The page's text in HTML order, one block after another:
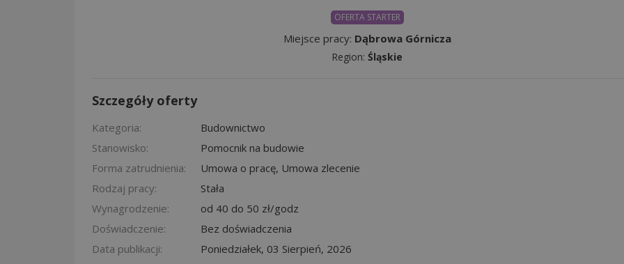
OFERTA STARTER
Miejsce pracy: Dąbrowa Górnicza
Region: Śląskie
Szczegóły oferty
Kategoria:
Budownictwo
Stanowisko:
Pomocnik na budowie
Forma zatrudnienia:
Umowa o pracę, Umowa zlecenie
Rodzaj pracy:
Stała
Wynagrodzenie:
od 40 do 50 zł/godz
Doświadczenie:
Bez doświadczenia
Data publikacji:
Poniedziałek, 03 Sierpień, 2026